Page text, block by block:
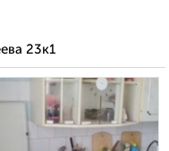
23к1